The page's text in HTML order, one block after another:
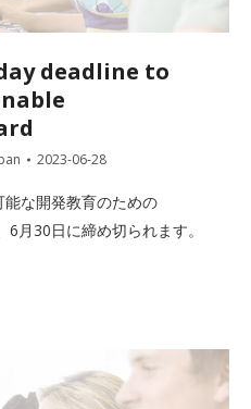
deadline to
2023-06-28
な開発教育のための
月30日に締め切られます。